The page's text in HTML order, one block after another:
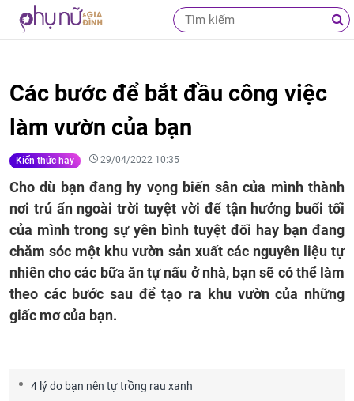
Các bước để bắt đầu công việc
làm vườn của bạn
Kiến thức hay 29/04/2022 10:35
Cho dù bạn đang hy vọng biến sân của mình thành
nơi trú ẩn ngoài trời tuyệt vời để tận hưởng buổi tối
của mình trong sự yên bình tuyệt đối hay bạn đang
chăm sóc một khu vườn sản xuất các nguyên liệu tự
nhiên cho các bữa ăn tự nấu ở nhà, bạn sẽ có thể làm
theo các bước sau để tạo ra khu vườn của những
giấc mơ của bạn.
4 lý do bạn nên tự trồng rau xanh